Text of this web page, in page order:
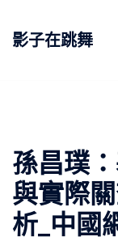
影子在跳舞
孫昌璞
與實際
析_中國